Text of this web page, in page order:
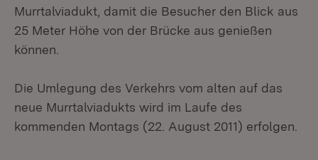
Murrtalviadukt, damit die Besucher den Blick aus
25 Meter Höhe von der Brücke aus genießen
können.
Die Umlegung des Verkehrs vom alten auf das
neue Murrtalviadukts wird im Laufe des
kommenden Montags (22. August 2011) erfolgen.